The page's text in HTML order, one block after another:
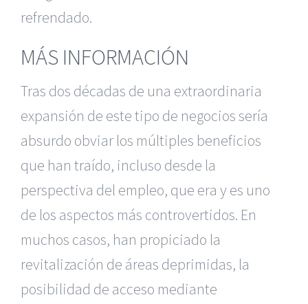
refrendado.
MÁS INFORMACIÓN
Tras dos décadas de una extraordinaria
expansión de este tipo de negocios sería
absurdo obviar los múltiples beneficios
que han traído, incluso desde la
perspectiva del empleo, que era y es uno
de los aspectos más controvertidos. En
muchos casos, han propiciado la
revitalización de áreas deprimidas, la
posibilidad de acceso mediante